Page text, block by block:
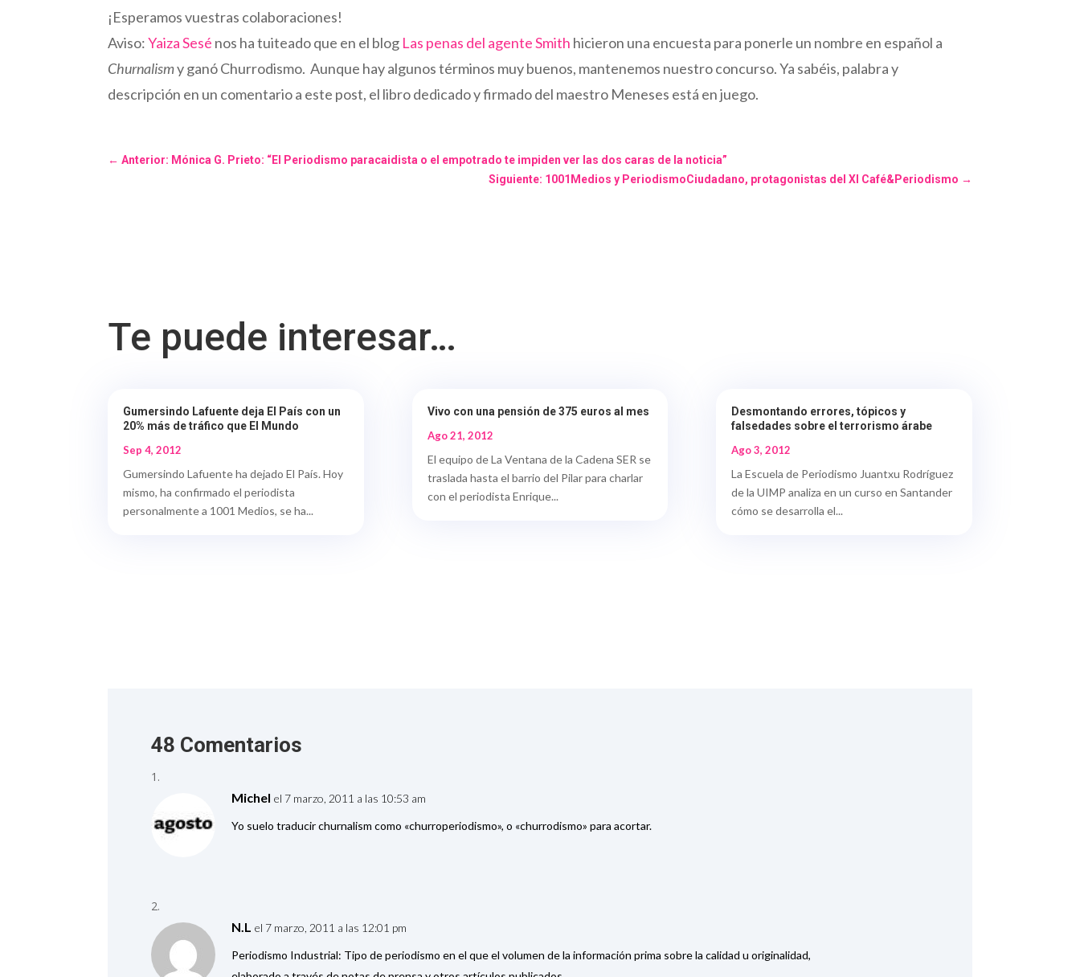
¡Esperamos vuestras colaboraciones!
Aviso:Yaiza Sesé nos ha tuiteado que en el blog Las penas del agente Smith hicieron una encuesta para ponerle un nombre en español a
Churnalismy ganó Churrodismo. Aunque hay algunos términos muy buenos, mantenemos nuestro concurso. Ya sabéis, palabra y
descripción en un comentario a este post, el libro dedicado y firmado del maestro Meneses está en juego.
←Anterior: Mónica G. Prieto: “El Periodismo paracaidista o el empotrado te impiden ver las dos caras de la noticia”
Siguiente: 1001Medios y PeriodismoCiudadano, protagonistas del XI Café&Periodismo →
Te puede interesar…
Gumersindo Lafuente deja El País con un
20% más de tráfico que El Mundo
Sep 4, 2012
Gumersindo Lafuente ha dejado El País. Hoy
mismo, ha confirmado el periodista
personalmente a 1001 Medios, se ha...
Vivo con una pensión de 375 euros al mes
Ago 21, 2012
El equipo de La Ventana de la Cadena SER se
traslada hasta el barrio del Pilar para charlar
con el periodista Enrique...
Desmontando errores, tópicos y
falsedades sobre el terrorismo árabe
Ago 3, 2012
La Escuela de Periodismo Juantxu Rodríguez
de la UIMP analiza en un curso en Santander
cómo se desarrolla el...
48 Comentarios
Michel el 7 marzo, 2011 a las 10:53 am
Yo suelo traducir churnalism como «churroperiodismo», o «churrodismo» para acortar.
N.L el 7 marzo, 2011 a las 12:01 pm
Periodismo Industrial: Tipo de periodismo en el que el volumen de la información prima sobre la calidad u originalidad,